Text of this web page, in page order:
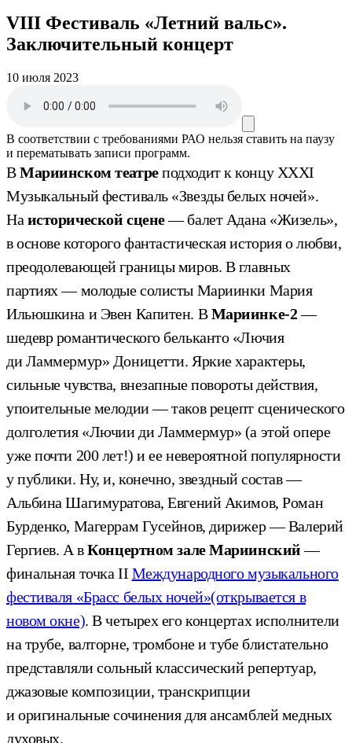
VIII Фестиваль «Летний вальс».
Заключительный концерт
10 июля 2023
В соответствии с требованиями РАО нельзя ставить на паузу
и перематывать записи программ.
ВМариинском театреподходит к концу ХХХI
Музыкальный фестиваль «Звезды белых ночей».
На исторической сцене— балет Адана «Жизель»,
в основе которого фантастическая история о любви,
преодолевающей границы миров. В главных
партиях — молодые солисты Мариинки Мария
Ильюшкина и Эвен Капитен. ВМариинке-2—
шедевр романтического бельканто «Лючия
ди Ламмермур» Доницетти. Яркие характеры,
сильные чувства, внезапные повороты действия,
упоительные мелодии — таков рецепт сценического
долголетия «Лючии ди Ламмермур» (а этой опере
уже почти 200 лет!) и ее невероятной популярности
у публики. Ну, и, конечно, звездный состав —
Альбина Шагимуратова, Евгений Акимов, Роман
Бурденко, Магеррам Гусейнов, дирижер — Валерий
Гергиев. А вКонцертном зале Мариинский—
финальная точка II Международного музыкального
фестиваля «Брасс белых ночей»(открывается в
новом окне). В четырех его концертах исполнители
на трубе, валторне, тромбоне и тубе блистательно
представляли сольный классический репертуар,
джазовые композиции, транскрипции
и оригинальные сочинения для ансамблей медных
духовых.